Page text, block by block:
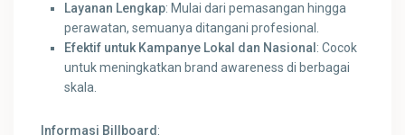
Layanan Lengkap: Mulai dari pemasangan hingga
perawatan, semuanya ditangani profesional.
Efektif untuk Kampanye Lokal dan Nasional : Cocok
untuk meningkatkan brand awareness di berbagai
skala.
Informasi Billboard :